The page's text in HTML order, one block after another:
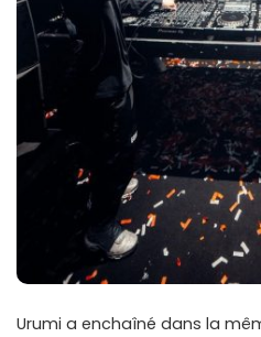
Urumi a enchaîné dans la